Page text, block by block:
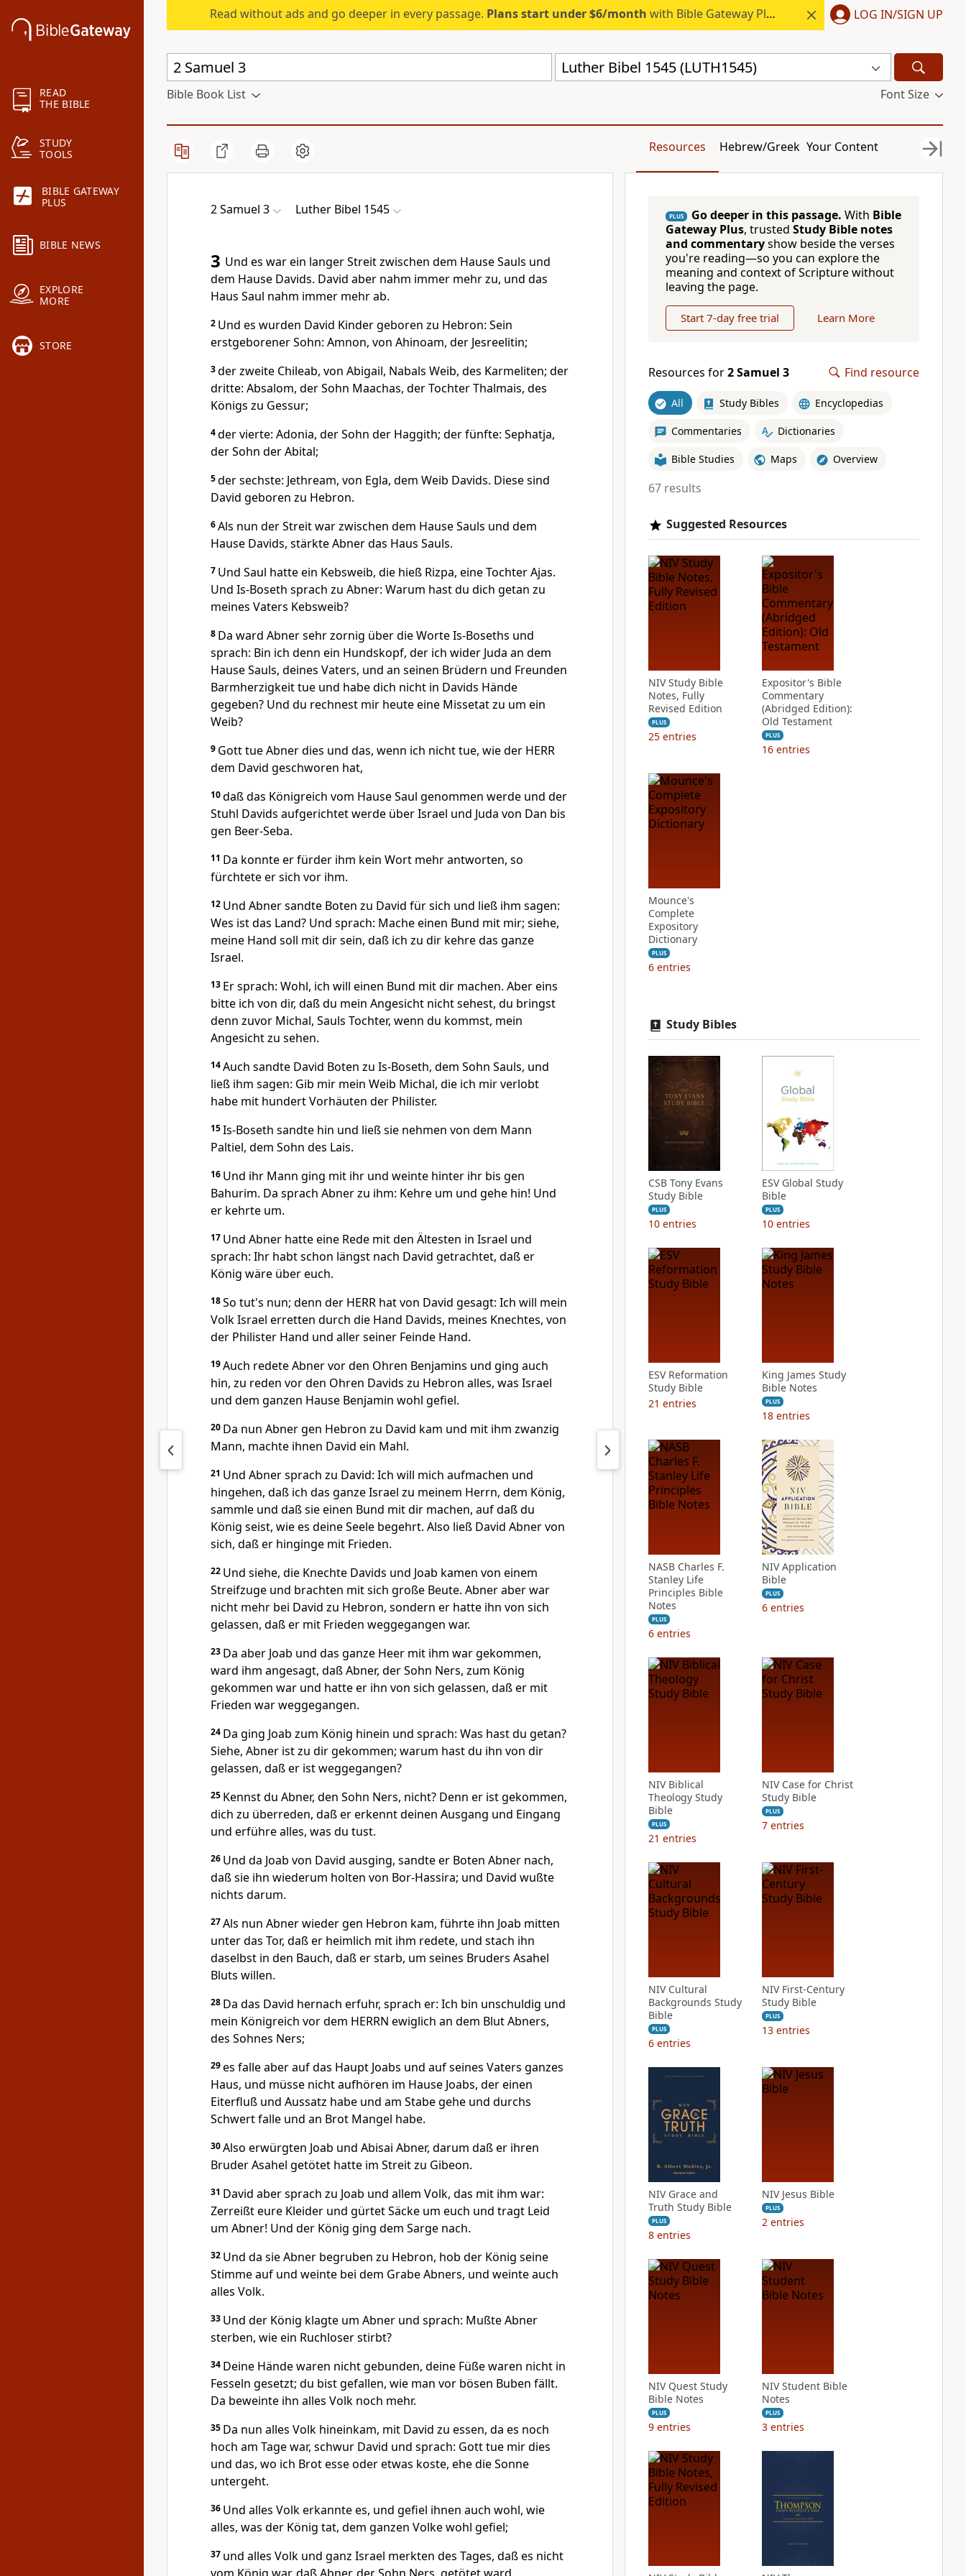
READ
THE BIBLE
STUDY
TOOLS
BIBLE GATEWAY
PLUS
BIBLE NEWS
EXPLORE
MORE
STORE
Read without ads and go deeper in every passage. Plans start under $6/month with Bible Gateway Plus. LOG IN/SIGN UP
Luther Bibel 1545 (LUTH1545)
Bible Book List Font Size
Resources Hebrew/Greek Your Content
2 Samuel 3 Luther Bibel 1545
3 Und es war ein langer Streit zwischen dem Hause Sauls und
dem Hause Davids. David aber nahm immer mehr zu, und das
Haus Saul nahm immer mehr ab.
2 Und es wurden David Kinder geboren zu Hebron: Sein
erstgeborener Sohn: Amnon, von Ahinoam, der Jesreelitin;
3der zweite Chileab, von Abigail, Nabals Weib, des Karmeliten; der
dritte: Absalom, der Sohn Maachas, der Tochter Thalmais, des
Königs zu Gessur;
4der vierte: Adonia, der Sohn der Haggith; der fünfte: Sephatja,
der Sohn der Abital;
5der sechste: Jethream, von Egla, dem Weib Davids. Diese sind
David geboren zu Hebron.
6Als nun der Streit war zwischen dem Hause Sauls und dem
Hause Davids, stärkte Abner das Haus Sauls.
7 Und Saul hatte ein Kebsweib, die hieß Rizpa, eine Tochter Ajas.
Und Is-Boseth sprach zu Abner: Warum hast du dich getan zu
meines Vaters Kebsweib?
8 Da ward Abner sehr zornig über die Worte Is-Boseths und
sprach: Bin ich denn ein Hundskopf, der ich wider Juda an dem
Hause Sauls, deines Vaters, und an seinen Brüdern und Freunden
Barmherzigkeit tue und habe dich nicht in Davids Hände
gegeben? Und du rechnest mir heute eine Missetat zu um ein
Weib?
9 Gott tue Abner dies und das, wenn ich nicht tue, wie der HERR
dem David geschworen hat,
10daß das Königreich vom Hause Saul genommen werde und der
Stuhl Davids aufgerichtet werde über Israel und Juda von Dan bis
gen Beer-Seba.
11 Da konnte er fürder ihm kein Wort mehr antworten, so
fürchtete er sich vor ihm.
12 Und Abner sandte Boten zu David für sich und ließ ihm sagen:
Wes ist das Land? Und sprach: Mache einen Bund mit mir; siehe,
meine Hand soll mit dir sein, daß ich zu dir kehre das ganze
Israel.
13 Er sprach: Wohl, ich will einen Bund mit dir machen. Aber eins
bitte ich von dir, daß du mein Angesicht nicht sehest, du bringst
denn zuvor Michal, Sauls Tochter, wenn du kommst, mein
Angesicht zu sehen.
14Auch sandte David Boten zu Is-Boseth, dem Sohn Sauls, und
ließ ihm sagen: Gib mir mein Weib Michal, die ich mir verlobt
habe mit hundert Vorhäuten der Philister.
15Is-Boseth sandte hin und ließ sie nehmen von dem Mann
Paltiel, dem Sohn des Lais.
16 Und ihr Mann ging mit ihr und weinte hinter ihr bis gen
Bahurim. Da sprach Abner zu ihm: Kehre um und gehe hin! Und
er kehrte um.
17 Und Abner hatte eine Rede mit den Ältesten in Israel und
sprach: Ihr habt schon längst nach David getrachtet, daß er
König wäre über euch.
18So tut's nun; denn der HERR hat von David gesagt: Ich will mein
Volk Israel erretten durch die Hand Davids, meines Knechtes, von
der Philister Hand und aller seiner Feinde Hand.
19Auch redete Abner vor den Ohren Benjamins und ging auch
hin, zu reden vor den Ohren Davids zu Hebron alles, was Israel
und dem ganzen Hause Benjamin wohl gefiel.
20 Da nun Abner gen Hebron zu David kam und mit ihm zwanzig
Mann, machte ihnen David ein Mahl.
21 Und Abner sprach zu David: Ich will mich aufmachen und
hingehen, daß ich das ganze Israel zu meinem Herrn, dem König,
sammle und daß sie einen Bund mit dir machen, auf daß du
König seist, wie es deine Seele begehrt. Also ließ David Abner von
sich, daß er hinginge mit Frieden.
22 Und siehe, die Knechte Davids und Joab kamen von einem
Streifzuge und brachten mit sich große Beute. Abner aber war
nicht mehr bei David zu Hebron, sondern er hatte ihn von sich
gelassen, daß er mit Frieden weggegangen war.
23 Da aber Joab und das ganze Heer mit ihm war gekommen,
ward ihm angesagt, daß Abner, der Sohn Ners, zum König
gekommen war und hatte er ihn von sich gelassen, daß er mit
Frieden war weggegangen.
24 Da ging Joab zum König hinein und sprach: Was hast du getan?
Siehe, Abner ist zu dir gekommen; warum hast du ihn von dir
gelassen, daß er ist weggegangen?
25 Kennst du Abner, den Sohn Ners, nicht? Denn er ist gekommen,
dich zu überreden, daß er erkennt deinen Ausgang und Eingang
und erführe alles, was du tust.
26 Und da Joab von David ausging, sandte er Boten Abner nach,
daß sie ihn wiederum holten von Bor-Hassira; und David wußte
nichts darum.
27Als nun Abner wieder gen Hebron kam, führte ihn Joab mitten
unter das Tor, daß er heimlich mit ihm redete, und stach ihn
daselbst in den Bauch, daß er starb, um seines Bruders Asahel
Bluts willen.
28 Da das David hernach erfuhr, sprach er: Ich bin unschuldig und
mein Königreich vor dem HERRN ewiglich an dem Blut Abners,
des Sohnes Ners;
29es falle aber auf das Haupt Joabs und auf seines Vaters ganzes
Haus, und müsse nicht aufhören im Hause Joabs, der einen
Eiterfluß und Aussatz habe und am Stabe gehe und durchs
Schwert falle und an Brot Mangel habe.
30Also erwürgten Joab und Abisai Abner, darum daß er ihren
Bruder Asahel getötet hatte im Streit zu Gibeon.
31 David aber sprach zu Joab und allem Volk, das mit ihm war:
Zerreißt eure Kleider und gürtet Säcke um euch und tragt Leid
um Abner! Und der König ging dem Sarge nach.
32 Und da sie Abner begruben zu Hebron, hob der König seine
Stimme auf und weinte bei dem Grabe Abners, und weinte auch
alles Volk.
33 Und der König klagte um Abner und sprach: Mußte Abner
sterben, wie ein Ruchloser stirbt?
34 Deine Hände waren nicht gebunden, deine Füße waren nicht in
Fesseln gesetzt; du bist gefallen, wie man vor bösen Buben fällt.
Da beweinte ihn alles Volk noch mehr.
35 Da nun alles Volk hineinkam, mit David zu essen, da es noch
hoch am Tage war, schwur David und sprach: Gott tue mir dies
und das, wo ich Brot esse oder etwas koste, ehe die Sonne
untergeht.
36 Und alles Volk erkannte es, und gefiel ihnen auch wohl, wie
alles, was der König tat, dem ganzen Volke wohl gefiel;
37 und alles Volk und ganz Israel merkten des Tages, daß es nicht
PLUS Go deeper in this passage. With Bible
Gateway Plus, trusted Study Bible notes
and commentaryshow beside the verses
you're reading—so you can explore the
meaning and context of Scripture without
leaving the page.
Start 7-day free trial Learn More
Resources for2 Samuel 3 Find resource
All Study Bibles Encyclopedias
Commentaries Dictionaries
Bible Studies Maps Overview
67 results
Suggested Resources
NIV Study Bible
Notes, Fully
Revised Edition
PLUS
25 entries
Expositor's Bible
Commentary
(Abridged Edition):
Old Testament
PLUS
16 entries
Mounce's
Complete
Expository
Dictionary
PLUS
6 entries
Study Bibles
CSB Tony Evans
Study Bible
PLUS
10 entries
ESV Global Study
Bible
PLUS
10 entries
ESV Reformation
Study Bible
21 entries
King James Study
Bible Notes
PLUS
18 entries
NASB Charles F.
Stanley Life
Principles Bible
Notes
PLUS
6 entries
NIV Application
Bible
PLUS
6 entries
NIV Biblical
Theology Study
Bible
PLUS
21 entries
NIV Case for Christ
Study Bible
PLUS
7 entries
NIV Cultural
Backgrounds Study
Bible
PLUS
6 entries
NIV First-Century
Study Bible
PLUS
13 entries
NIV Grace and
Truth Study Bible
PLUS
8 entries
NIV Jesus Bible
PLUS
2 entries
NIV Quest Study
Bible Notes
PLUS
9 entries
NIV Student Bible
Notes
PLUS
3 entries